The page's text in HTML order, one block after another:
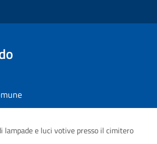
lampade e luci votive presso il cimitero